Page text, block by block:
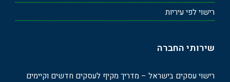
רישוי לפי עיריות
שירותי החברה
רישוי עסקים בישראל – מדריך מקיף לעסקים חדשים וקיימים